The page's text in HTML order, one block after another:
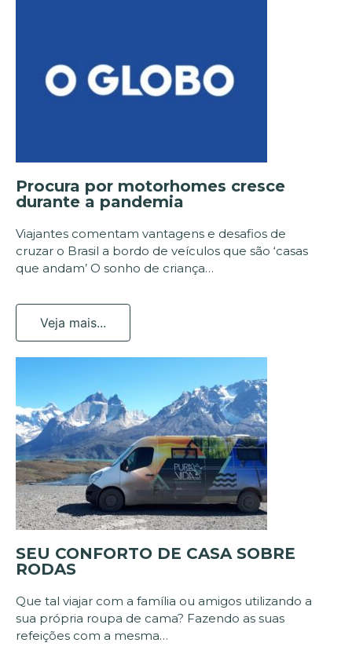
Procura por motorhomes cresce
durante a pandemia
Viajantes comentam vantagens e desafios de
cruzar o Brasil a bordo de veículos que são ‘casas
que andam’ O sonho de criança…
Veja mais...
SEU CONFORTO DE CASA SOBRE
RODAS
Que tal viajar com a família ou amigos utilizando a
sua própria roupa de cama? Fazendo as suas
refeições com a mesma…